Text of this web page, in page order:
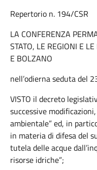
Repertorio n. 194/
LA CONFERENZA
STATO, LE REGIONI E
E BOLZANO
nell’odierna seduta del
VISTO il decreto
successive
ambientale” ed, in
in materia di difesa del
tutela delle acque
risorse idriche”;